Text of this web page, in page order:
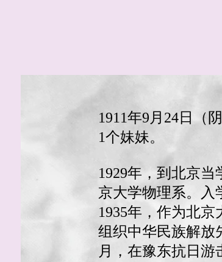
1911年9月24日（
1个妹妹。
1929年，到北京
京大学物理系。入
1935年，作为北
组织中华民族解放
月，在豫东抗日